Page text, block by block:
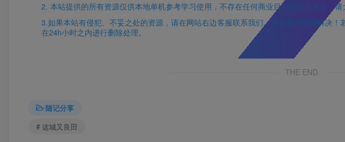
2. 本站提供的所有资源仅供本地单机参考学习使用，不存在任何商业目的与商业用途，请
3.如果本站有侵犯、不妥之处的资源，请在网站右边客服联系我们。将会第一时间解决
在24h小时之内进行删除处理。
THE END
随记分享
# 这城又良田